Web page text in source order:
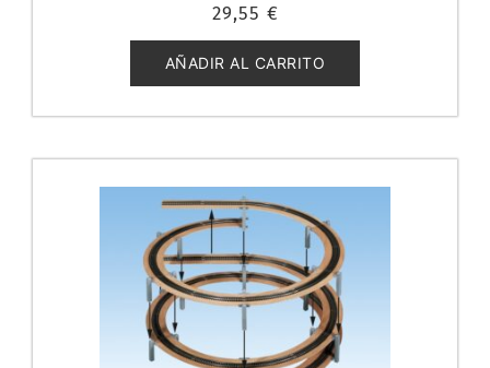
con
de
5
29,55 €
AÑADIR AL CARRITO